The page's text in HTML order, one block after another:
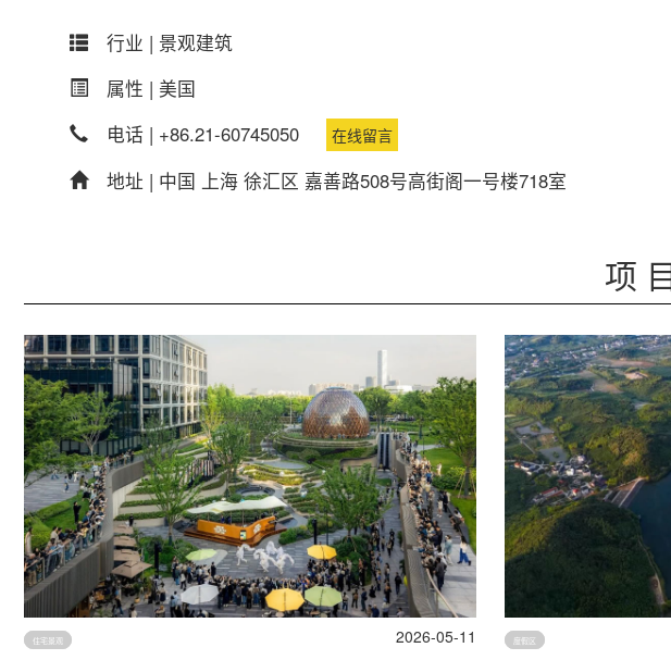
行业 | 景观建筑
属性 | 美国
电话 | +86.21-60745050 在线留言
地址 | 中国 上海 徐汇区 嘉善路508号高街阁一号楼718室
项
住宅景观 2026-05-11 度假区